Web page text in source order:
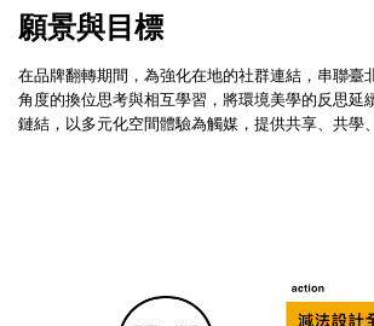
願景與目標
在品牌翻轉期間，為強化在地的社群連結，串聯
角度的換位思考與相互學習，將環境美學的反思
鏈結，以多元化空間體驗為觸媒，提供共享、共學